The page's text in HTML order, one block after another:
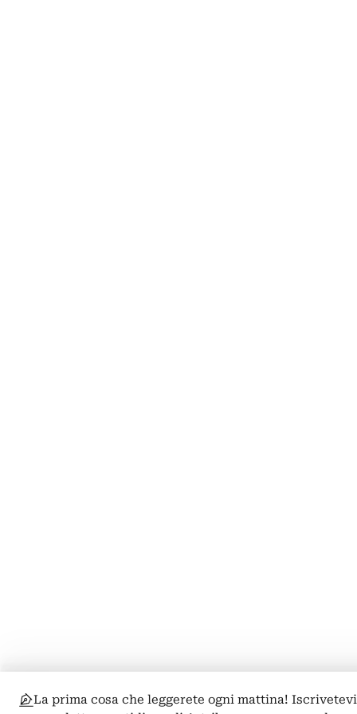
La prima cosa che leggerete ogni mattina!